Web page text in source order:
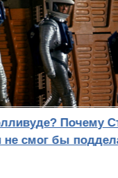
Почему
не смог бы